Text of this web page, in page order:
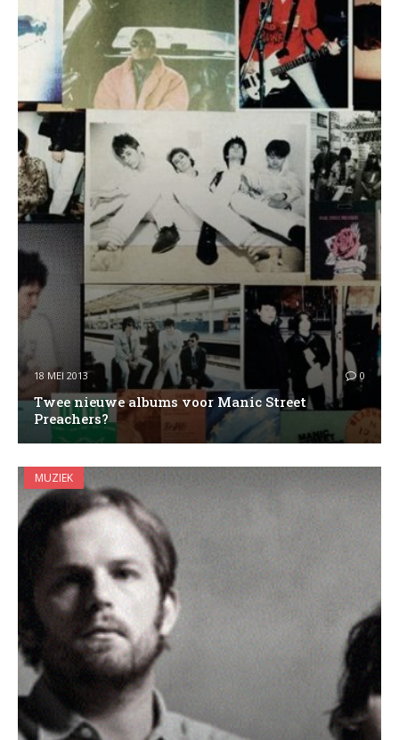
18 MEI 2013 0
Twee nieuwe albums voor Manic Street
Preachers?
MUZIEK